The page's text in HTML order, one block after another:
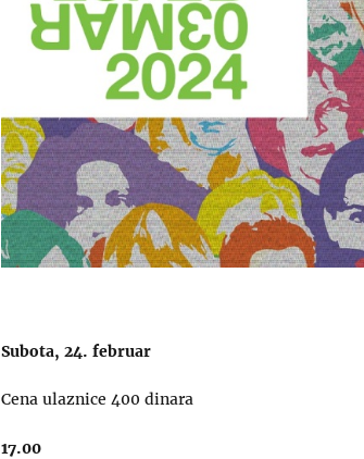
Subota, 24. februar
Cena ulaznice 400 dinara
17.00